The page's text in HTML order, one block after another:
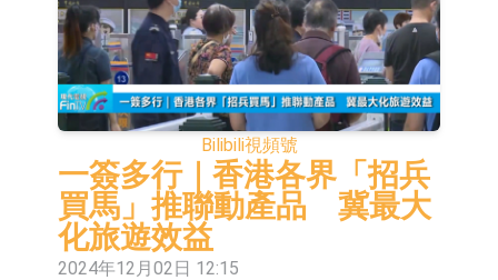
段
【異動股】分立器件板塊下挫，锴威
特(688693.CN)跌11.69%
【異動股】雞肉概念板塊拉升，益生
股份(002458.CN)漲10.02%
台積電7月營收同比增加44.7%
【異動股】港股漲幅榜前十，易居企
業控股(02048.HK)漲+84.21%，金輝
控股(09993.HK)漲+45.60%
新時達：暫未生產四足載人機器人
【異動股】雞肉概念板塊拉升，益生
Bilibili視頻號
一簽多行｜香港各界「招兵
買馬」推聯動產品 冀最大
化旅遊效益
2024年12月02日 12:15